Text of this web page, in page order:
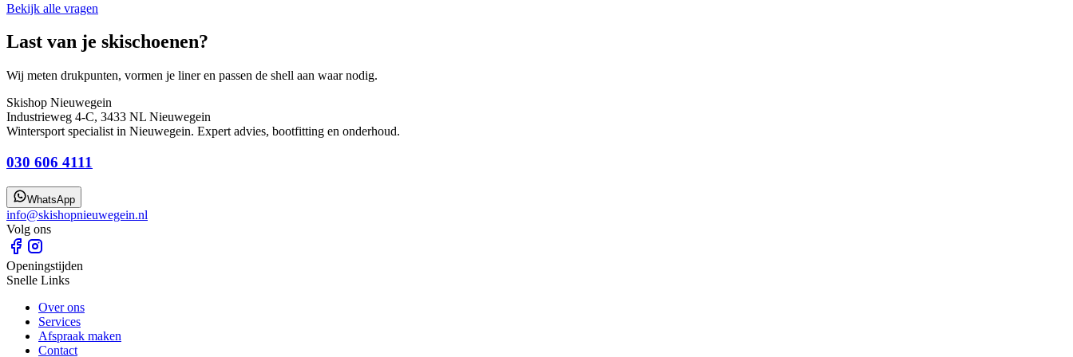
Bekijk alle vragen
Last van je skischoenen?
Wij meten drukpunten, vormen je liner en passen de shell aan waar nodig.
Skishop Nieuwegein
Industrieweg 4-C, 3433 NL Nieuwegein
Wintersport specialist in Nieuwegein. Expert advies, bootfitting en onderhoud.
030 606 4111
WhatsApp
info@skishopnieuwegein.nl
Volg ons
Openingstijden
Snelle Links
Over ons
Services
Afspraak maken
Contact